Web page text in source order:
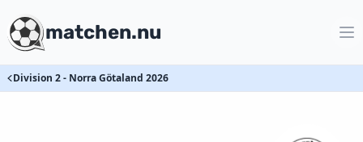
matchen.nu
Division 2 - Norra Götaland 2026